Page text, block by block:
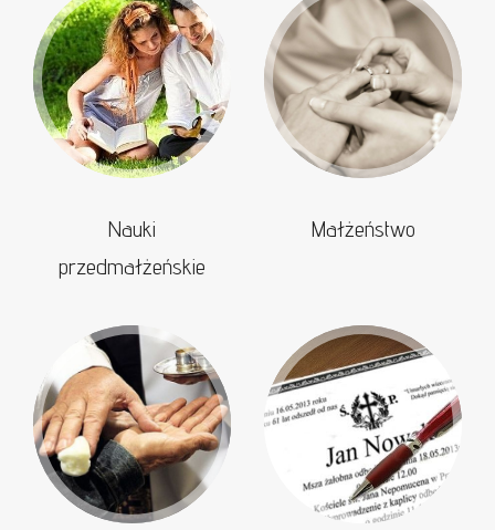
Nauki
przedmałżeńskie
Małżeństwo